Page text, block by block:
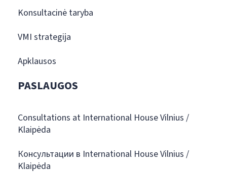
Konsultacinė taryba
VMI strategija
Apklausos
PASLAUGOS
Consultations at International House Vilnius /
Klaipėda
Консультации в International House Vilnius /
Klaipėda